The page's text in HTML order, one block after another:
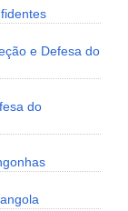
e Defesa do
do